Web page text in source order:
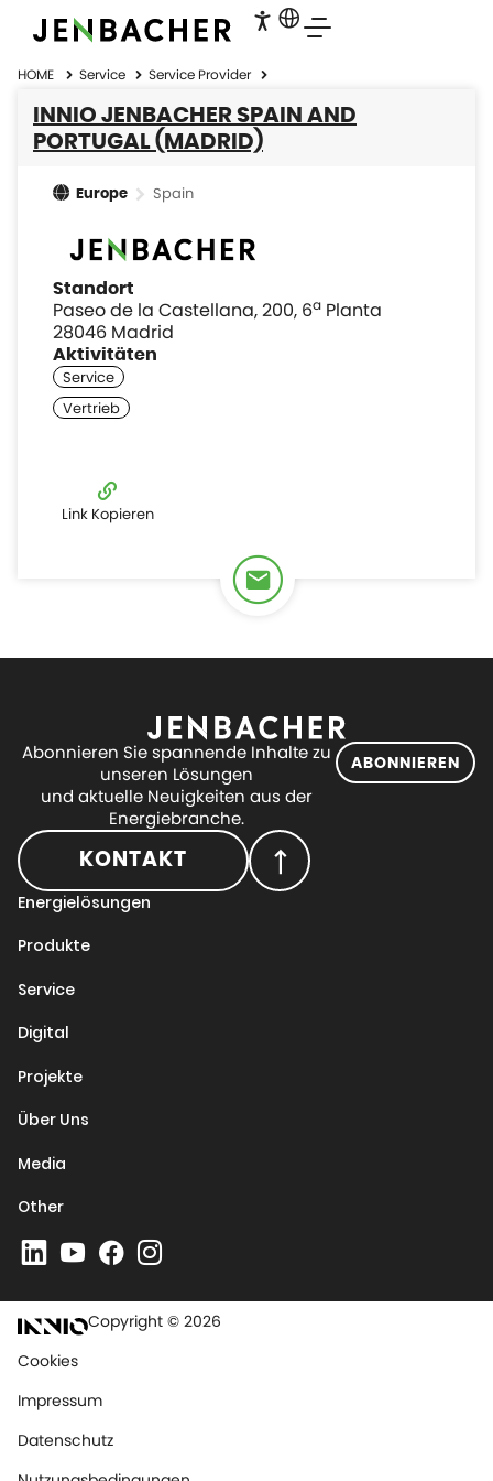
HOME Service Service Provider
INNIO JENBACHER SPAIN AND
PORTUGAL (MADRID)
Europe Spain
Standort
Paseo de la Castellana, 200, 6a Planta
28046 Madrid
Aktivitäten
Link Kopieren
Abonnieren Sie spannende Inhalte zu
unseren Lösungen
und aktuelle Neuigkeiten aus der
Energiebranche.
ABONNIEREN
KONTAKT
Energielösungen
Produkte
Service
Digital
Projekte
Über Uns
Media
Other
Copyright © 2026
Cookies
Impressum
Datenschutz